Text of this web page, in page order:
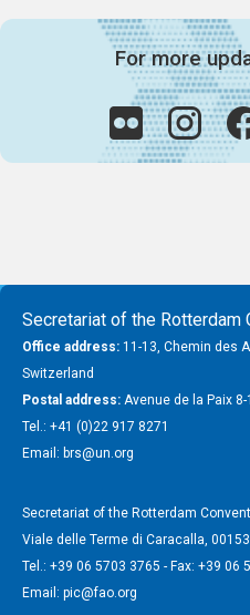
For more
Secretariat of the Rotterdam
Office address: 11-13, Chemin des
Switzerland
Postal address: Avenue de la Paix
Tel.: +41 (0)22 917 8271
Email: brs@un.org
Secretariat of the Rotterdam
Viale delle Terme di Caracalla,
Tel.: +39 06 5703 3765 - Fax: +39 06
Email: pic@fao.org